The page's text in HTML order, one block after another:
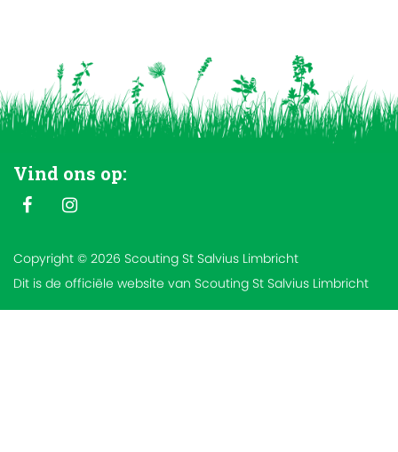
Vind ons op:
Copyright © 2026 Scouting St Salvius Limbricht
Dit is de officiële website van Scouting St Salvius Limbricht